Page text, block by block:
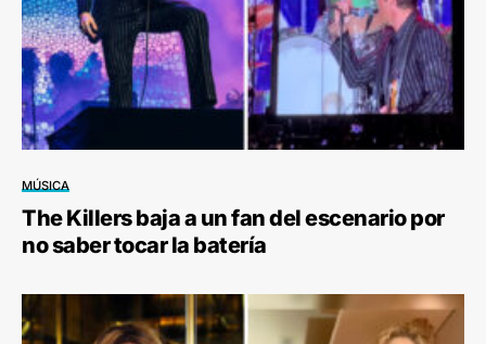
MÚSICA
The Killers baja a un fan del escenario por
no saber tocar la batería